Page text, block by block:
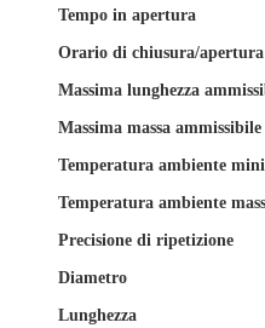
Tempo in apertura
Orario di chiusura/
Massima lunghezza
Massima massa
Temperatura ambiente
Temperatura ambiente
Precisione di ripetizione
Diametro
Lunghezza